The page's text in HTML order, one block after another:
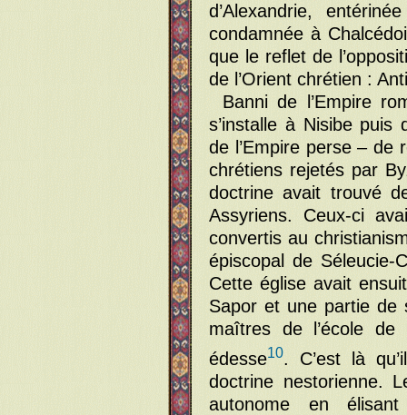
d’Alexandrie,
condamnée à
que le reflet de
de l’Orient chrétien :
Banni de l’Empire
s’installe à Nisibe puis
de l’Empire perse – de
chrétiens rejetés par
doctrine avait trouvé
Assyriens. Ceux-ci
convertis au
épiscopal de Séleucie-
Cette église avait
Sapor et une partie de
maîtres de l’école
édesse10. C’est là
doctrine nestorienne.
autonome en